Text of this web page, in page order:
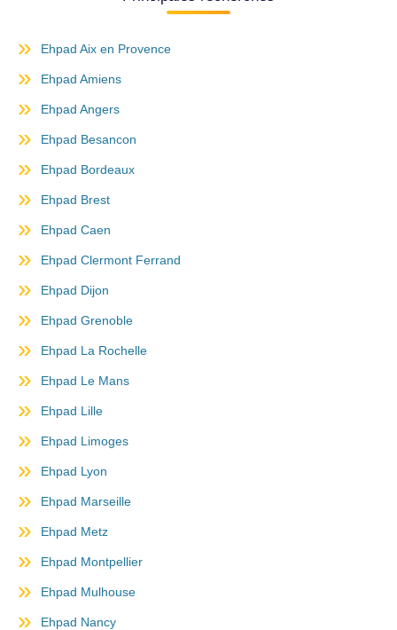
Ehpad Aix en Provence
Ehpad Amiens
Ehpad Angers
Ehpad Besancon
Ehpad Bordeaux
Ehpad Brest
Ehpad Caen
Ehpad Clermont Ferrand
Ehpad Dijon
Ehpad Grenoble
Ehpad La Rochelle
Ehpad Le Mans
Ehpad Lille
Ehpad Limoges
Ehpad Lyon
Ehpad Marseille
Ehpad Metz
Ehpad Montpellier
Ehpad Mulhouse
Ehpad Nancy